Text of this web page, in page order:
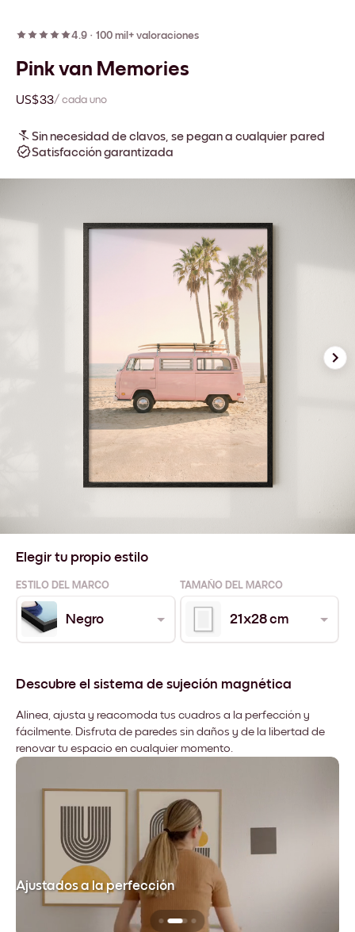
4.9 · 100 mil+ valoraciones
Pink van Memories
US$33/ cada uno
Sin necesidad de clavos, se pegan a cualquier pared
Satisfacción garantizada
Elegir tu propio estilo
ESTILO DEL MARCO TAMAÑO DEL MARCO
Negro 21x28 cm
Descubre el sistema de sujeción magnética
Alinea, ajusta y reacomoda tus cuadros a la perfección y
fácilmente. Disfruta de paredes sin daños y de la libertad de
renovar tu espacio en cualquier momento.
Ajustados a la perfección